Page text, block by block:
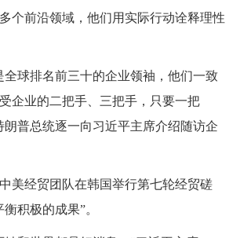
个前沿领域，他们用实际行动诠释理性
全球排名前三十的企业领袖，他们一致
企业的二把手、三把手，只要一把
朗普总统逐一向习近平主席介绍随访企
美经贸团队在韩国举行第七轮经贸磋
积极的成果”。